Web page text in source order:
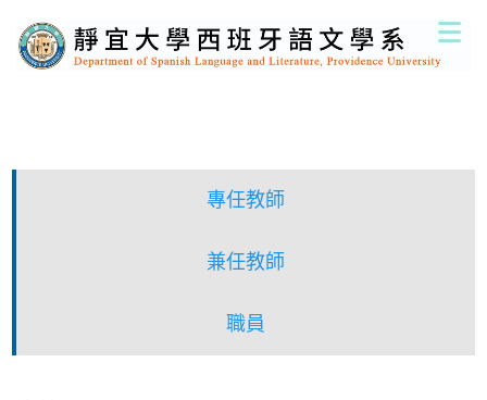
到
主
專任教師
兼任教師
職員